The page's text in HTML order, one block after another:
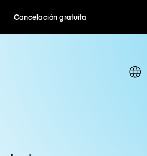
Tarifas por hora / día